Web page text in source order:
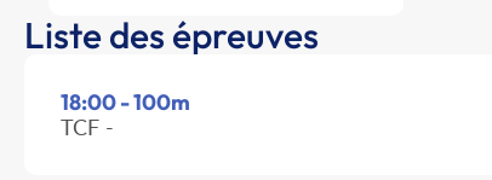
Liste des épreuves
18:00 - 100m
TCF -